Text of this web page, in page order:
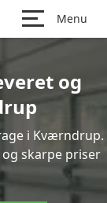
Menu
og
i Kværndrup.
skarpe priser